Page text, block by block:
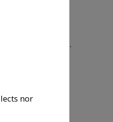
KUTXA
BANCARIA
FUNDAZIOA.
nor